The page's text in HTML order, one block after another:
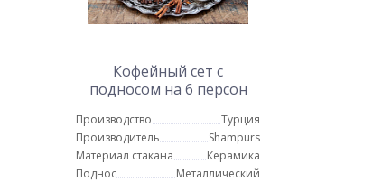
Кофейный сет с
подносом на 6 персон
Производство
Турция
Производитель
Shampurs
Материал стакана
Керамика
Поднос
Металлический